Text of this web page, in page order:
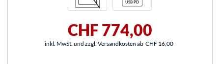
CHF 774,00
inkl. MwSt. und zzgl. Versandkosten ab CHF 16,00